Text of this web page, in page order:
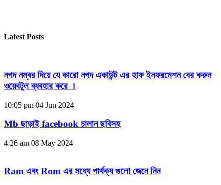
Latest Posts
নগদ নম্বর দিয়ে যে কারো নগদ একাউন্ট এর হাফ ইনফরমেশন বের করুন
ওয়েবটুল ব্যবহার করে ।
10:05 pm 04 Jun 2024
Mb ছাড়াই facebook চালান ছবিসহ
4:26 am 08 May 2024
Ram এবং Rom এর মধ্যে পার্থক্য গুলো জেনে নিন